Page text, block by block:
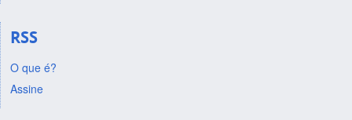
RSS
O que é?
Assine